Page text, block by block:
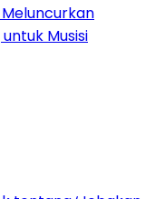
Musisi